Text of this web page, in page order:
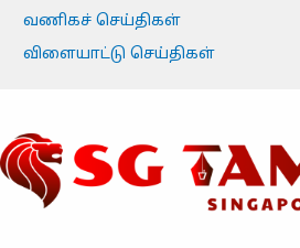
வணிகச் செய்திகள்
விளையாட்டு செய்திகள்